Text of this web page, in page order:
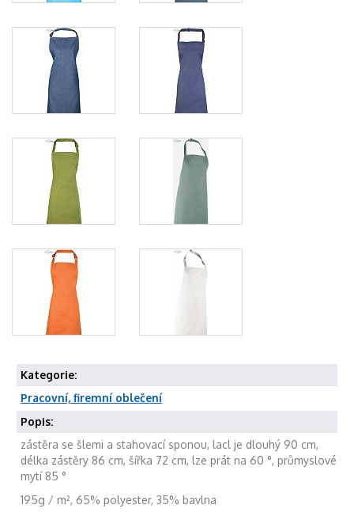
Kategorie:
Pracovní, firemní oblečení
Popis:
zástěra se šlemi a stahovací sponou, lacl je dlouhý 90 cm,
délka zástěry 86 cm, šířka 72 cm, lze prát na 60 °, průmyslové
mytí 85 °
195g / m², 65% polyester, 35% bavlna